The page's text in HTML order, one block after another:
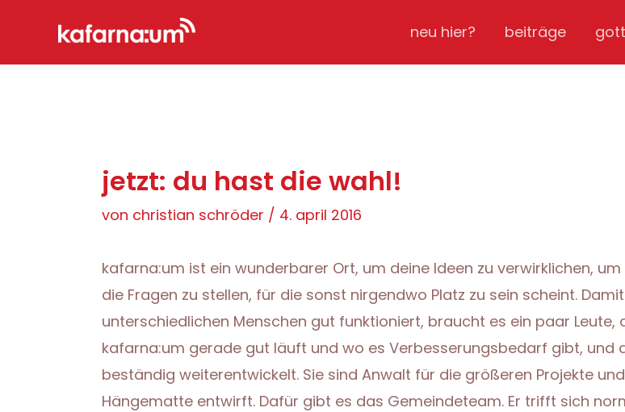
springen
neu hier? beiträge
jetzt: du hast die wahl!
von christian schröder / 4. april 2016
kafarna:um ist ein wunderbarer Ort, um deine Ideen zu verwirklichen,
die Fragen zu stellen, für die sonst nirgendwo Platz zu sein scheint.
unterschiedlichen Menschen gut funktioniert, braucht es ein paar
kafarna:um gerade gut läuft und wo es Verbesserungsbedarf gibt, und
beständig weiterentwickelt. Sie sind Anwalt für die größeren Projekte
Hängematte entwirft. Dafür gibt es das Gemeindeteam. Er trifft sich